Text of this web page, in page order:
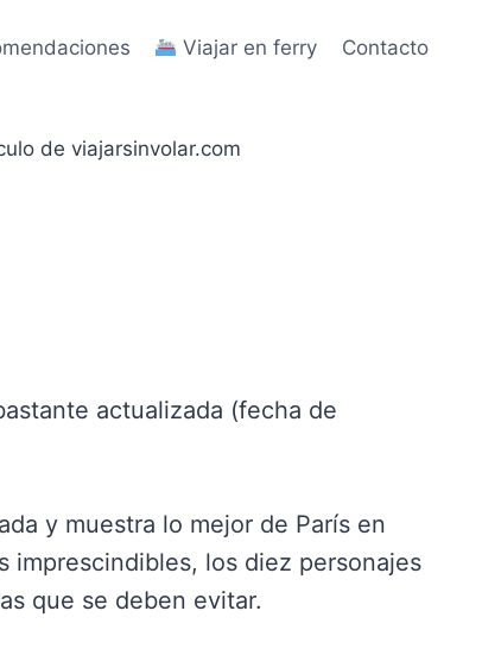
Viajar en ferry Contacto
de viajarsinvolar.com
actualizada (fecha de
y muestra lo mejor de París en
imprescindibles, los diez personajes
que se deben evitar.